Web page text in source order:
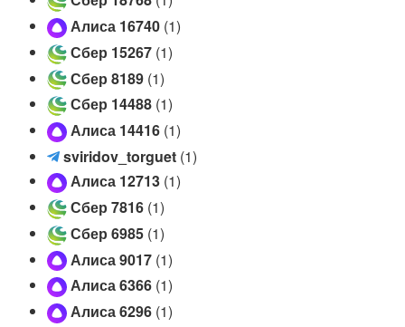
t
r
y
(
T
e
l
e
g
r
a
m
)
м
о
с
ф
е
р
н
ы
е
О
Д
Н
О
Ж
О
П
Алиса 16740 (1)
Сбер 15267 (1)
Сбер 8189 (1)
Сбер 14488 (1)
Алиса 14416 (1)
s
v
i
r
i
d
o
v
_
sviridov_torguet (1)
Алиса 12713 (1)
Сбер 7816 (1)
Сбер 6985 (1)
Алиса 9017 (1)
Алиса 6366 (1)
Алиса 6296 (1)